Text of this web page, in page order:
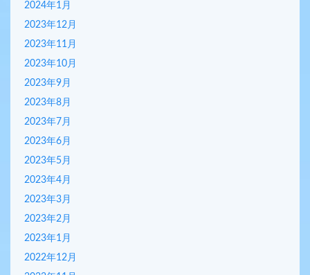
2024年1月
2023年12月
2023年11月
2023年10月
2023年9月
2023年8月
2023年7月
2023年6月
2023年5月
2023年4月
2023年3月
2023年2月
2023年1月
2022年12月